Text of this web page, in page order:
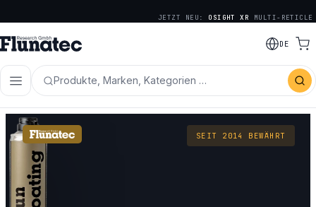
JETZT NEU: OSIGHT XR MULTI-RETICLE
DE
Produkte, Marken, Kategorien …
SEIT 2014 BEWÄHRT